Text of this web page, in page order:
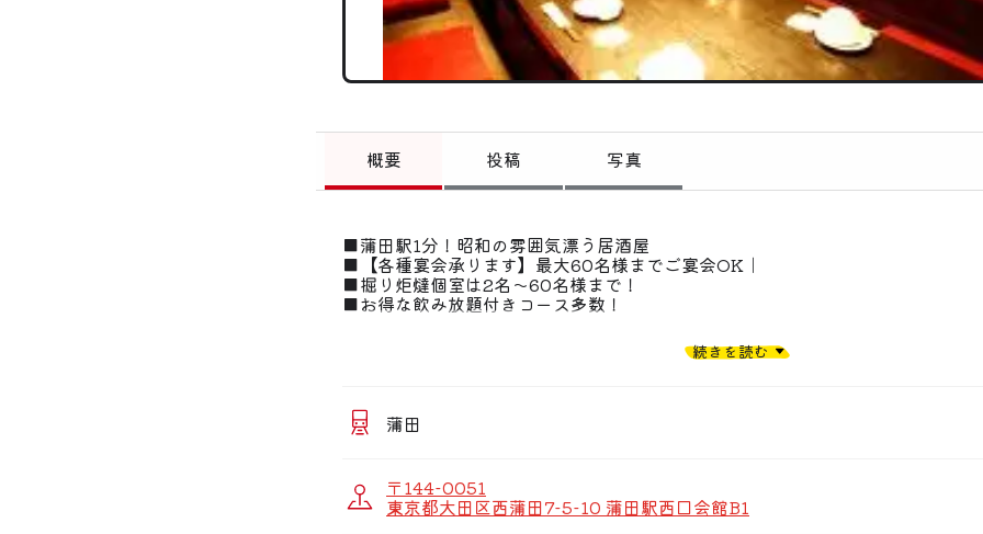
偏愛人
偏愛スポット
概要 投稿 写真
■蒲田駅1分！昭和の雰囲気漂う居酒屋
■【各種宴会承ります】最大60名様までご宴会OK｜
■掘り炬燵個室は2名〜60名様まで！
■お得な飲み放題付きコース多数！
旬の食材を厳選して仕入れ、居酒屋ならではの逸品にてご提供。
ドリンクも定番のビールやハイボール、カクテル・焼酎・日本酒と充実のライン
様々なシーンでご利用頂けます！
■2時間飲み放題付きご宴会コース■
夢コース(全8品) 4,000円
舞コース(全9品) 5,000円
続きを読む
蒲田
〒144-0051
東京都大田区西蒲田7-5-10 蒲田駅西口会館B1